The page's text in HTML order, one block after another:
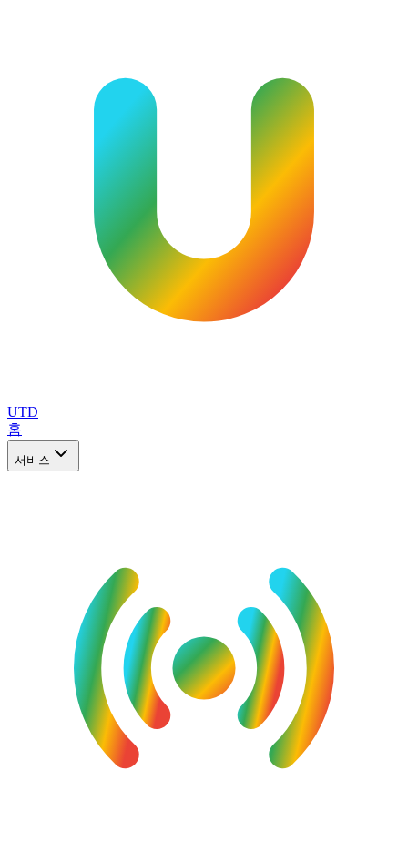
UTD
홈
서비스